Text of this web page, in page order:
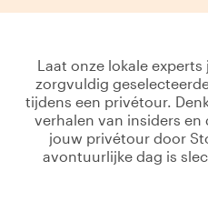
Laat onze lokale
zorgvuldig
tijdens een privétour.
verhalen van insiders en
jouw privétour door
avontuurlijke dag is